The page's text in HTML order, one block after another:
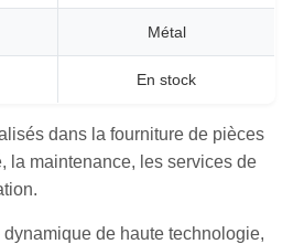
Métal
En stock
dans la fourniture de pièces
la maintenance, les services de
de haute technologie,